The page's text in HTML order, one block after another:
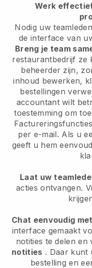
Werk
Nodig uw
de interface van
Breng je team
restaurantbedrijf ze
beheerder zijn,
inhoud bewerken,
bestellingen
accountant wilt
toestemming om
per e-mail. Als u
geeft u hem
Laat uw
acties ontvangen.
Chat eenvoudig
interface gemaakt
notities te delen en
notities . Daar kunt
bestelling en